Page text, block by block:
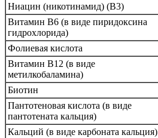
Ниацин (никотинамид) (В3)
Витамин B6 (в виде пиридоксина
гидрохлорида)
Фолиевая кислота
Витамин B12 (в виде
метилкобаламина)
Биотин
Пантотеновая кислота (в виде
пантотената кальция)
Кальций (в виде карбоната кальция)